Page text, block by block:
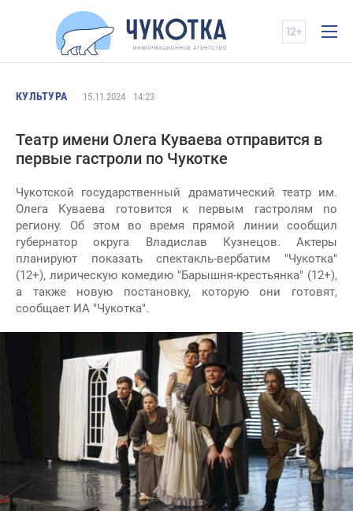
КУЛЬТУРА 15.11.2024 14:23
Театр имени Олега Куваева отправится в
первые гастроли по Чукотке
Чукотской государственный драматический театр им.
Олега Куваева готовится к первым гастролям по
региону. Об этом во время прямой линии сообщил
губернатор округа Владислав Кузнецов. Актеры
планируют показать спектакль-вербатим "Чукотка"
(12+), лирическую комедию "Барышня-крестьянка" (12+),
а также новую постановку, которую они готовят,
сообщает ИА "Чукотка".